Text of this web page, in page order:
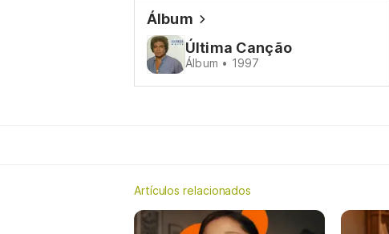
Álbum
Última Canção
Álbum • 1997
Artículos relacionados